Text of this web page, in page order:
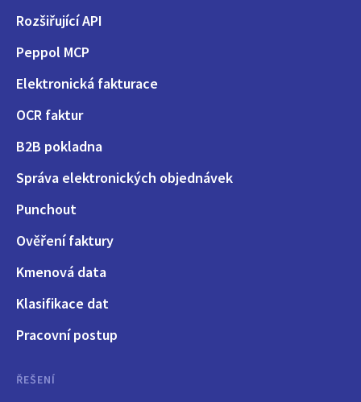
Rozšiřující API
Peppol MCP
Elektronická fakturace
OCR faktur
B2B pokladna
Správa elektronických objednávek
Punchout
Ověření faktury
Kmenová data
Klasifikace dat
Pracovní postup
ŘEŠENÍ